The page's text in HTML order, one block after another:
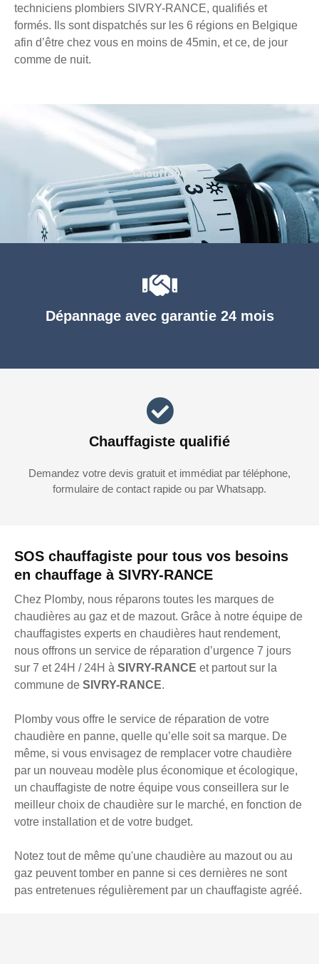
techniciens plombiers SIVRY-RANCE, qualifiés et
formés. Ils sont dispatchés sur les 6 régions en Belgique
afin d’être chez vous en moins de 45min, et ce, de jour
comme de nuit.
SOS chauffagiste pour tous vos besoins
en chauffage à SIVRY-RANCE
Chez Plomby, nous réparons toutes les marques de
chaudières au gaz et de mazout. Grâce à notre équipe de
chauffagistes experts en chaudières haut rendement,
nous offrons un service de réparation d’urgence 7 jours
sur 7 et 24H / 24H à SIVRY-RANCE et partout sur la
commune de SIVRY-RANCE.
Plomby vous offre le service de réparation de votre
chaudière en panne, quelle qu’elle soit sa marque. De
même, si vous envisagez de remplacer votre chaudière
par un nouveau modèle plus économique et écologique,
un chauffagiste de notre équipe vous conseillera sur le
meilleur choix de chaudière sur le marché, en fonction de
votre installation et de votre budget.
Notez tout de même qu'une chaudière au mazout ou au
gaz peuvent tomber en panne si ces dernières ne sont
pas entretenues régulièrement par un chauffagiste agréé.
Dépannage avec garantie 24 mois
Chauffagiste qualifié
Demandez votre devis gratuit et immédiat par téléphone,
formulaire de contact rapide ou par Whatsapp.
Chauffage